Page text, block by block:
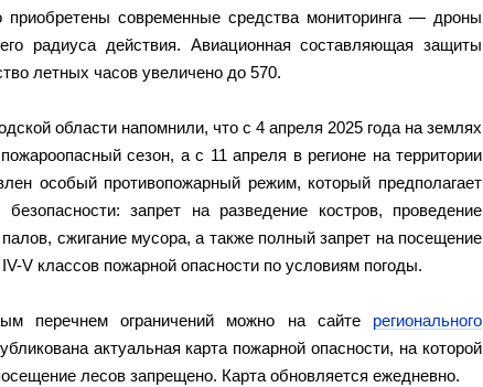
приобретены современные средства мониторинга — дроны
радиуса действия. Авиационная составляющая защиты
летных часов увеличено до 570.
области напомнили, что с 4 апреля 2025 года на землях
сезон, а с 11 апреля в регионе на территории
особый противопожарный режим, который предполагает
запрет на разведение костров, проведение
сжигание мусора, а также полный запрет на посещение
V классов пожарной опасности по условиям погоды.
перечнем ограничений можно на сайте регионального
актуальная карта пожарной опасности, на которой
лесов запрещено. Карта обновляется ежедневно.